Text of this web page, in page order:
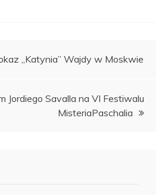
„Katynia” Wajdy w Moskwie
Jordiego Savalla na VI Festiwalu
MisteriaPaschalia